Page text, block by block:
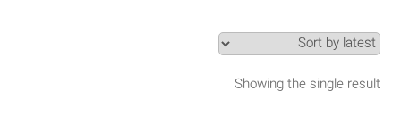
Showing the single result